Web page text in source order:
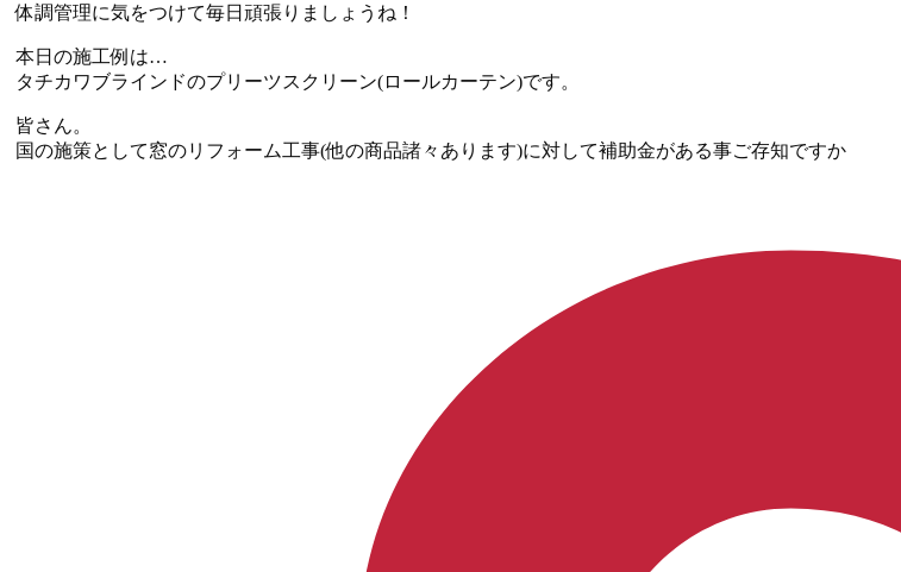
体調管理に気をつけて毎日頑張りましょうね！
本日の施工例は…
タチカワブラインドのプリーツスクリーン(ロールカーテン)です。
皆さん。
国の施策として窓のリフォーム工事(他の商品諸々あります)に対して補助金がある事ご存知ですか